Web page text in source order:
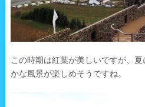
この時期は紅葉が美しいですが、
かな風景が楽しめそうですね。